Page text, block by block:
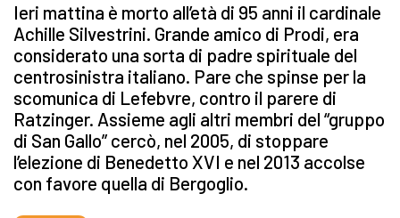
Ieri mattina è morto all’età di 95 anni il cardinale
Achille Silvestrini. Grande amico di Prodi, era
considerato una sorta di padre spirituale del
centrosinistra italiano. Pare che spinse per la
scomunica di Lefebvre, contro il parere di
Ratzinger. Assieme agli altri membri del “gruppo
di San Gallo” cercò, nel 2005, di stoppare
l’elezione di Benedetto XVI e nel 2013 accolse
con favore quella di Bergoglio.